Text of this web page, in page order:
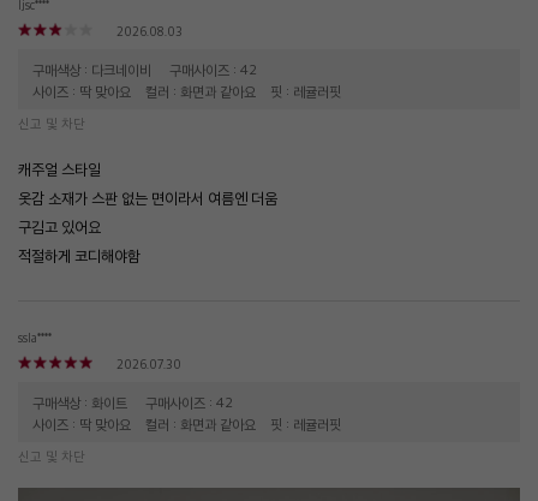
ljsc****
2026.08.03
구매색상 : 다크네이비
구매사이즈 : 42
사이즈 : 딱 맞아요
컬러 : 화면과 같아요 핏 : 레귤러핏
신고 및 차단
캐주얼 스타일
옷감 소재가 스판 없는 면이라서 여름엔 더움
구김고 있어요
적절하게 코디해야함
ssla****
2026.07.30
구매색상 : 화이트
구매사이즈 : 42
사이즈 : 딱 맞아요
컬러 : 화면과 같아요 핏 : 레귤러핏
신고 및 차단